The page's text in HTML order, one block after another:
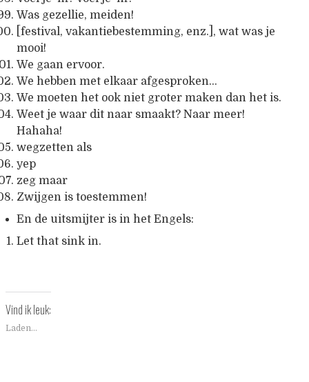
Was gezellie, meiden!
[festival, vakantiebestemming, enz.], wat was je
mooi!
We gaan ervoor.
We hebben met elkaar afgesproken…
We moeten het ook niet groter maken dan het is.
Weet je waar dit naar smaakt? Naar meer!
Hahaha!
wegzetten als
yep
zeg maar
Zwijgen is toestemmen!
En de uitsmijter is in het Engels:
Let that sink in.
Vind ik leuk:
Laden...